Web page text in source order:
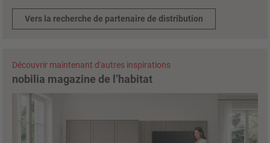
Vers la recherche de partenaire de distribution
Découvrir maintenant d'autres inspirations
nobilia magazine de l’habitat